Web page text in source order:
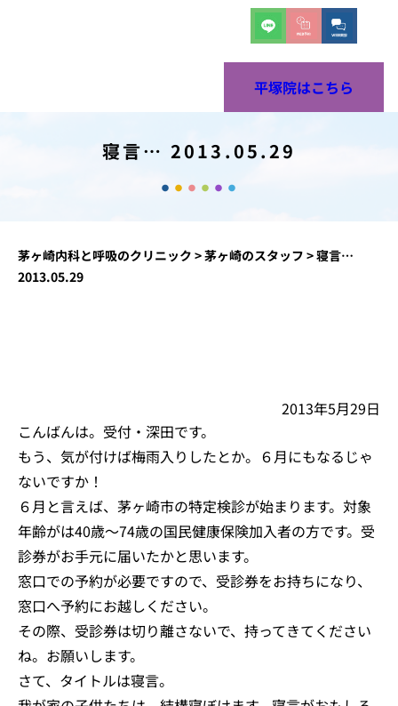
平塚院はこちら
寝言… 2013.05.29
茅ヶ崎内科と呼吸のクリニック >茅ヶ崎のスタッフ >寝言…
2013.05.29
2013年5月29日
こんばんは。受付・深田です。
もう、気が付けば梅雨入りしたとか。６月にもなるじゃ
ないですか！
６月と言えば、茅ヶ崎市の特定検診が始まります。対象
年齢がは40歳～74歳の国民健康保険加入者の方です。受
診券がお手元に届いたかと思います。
窓口での予約が必要ですので、受診券をお持ちになり、
窓口へ予約にお越しください。
その際、受診券は切り離さないで、持ってきてください
ね。お願いします。
さて、タイトルは寝言。